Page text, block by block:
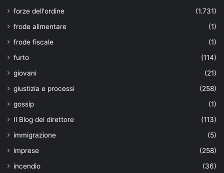
forze dell'ordine
(1.731)
frode alimentare
(1)
frode fiscale
(1)
furto
(114)
giovani
(21)
giustizia e processi
(258)
gossip
(1)
Il Blog del direttore
(113)
immigrazione
(5)
imprese
(258)
incendio
(36)